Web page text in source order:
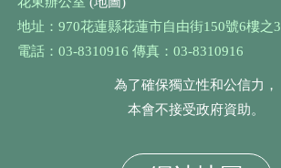
地址：970花蓮縣花蓮市自由街150號6樓之3
電話：03-8310916 傳真：03-8310916
為了確保獨立性和公信力，
本會不接受政府資助。